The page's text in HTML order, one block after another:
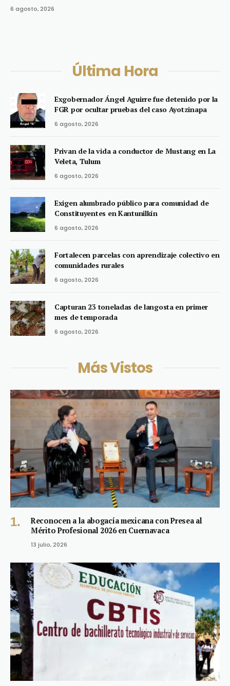
6 agosto, 2026
Última Hora
Exgobernador Ángel Aguirre fue detenido por la
FGR por ocultar pruebas del caso Ayotzinapa
6 agosto, 2026
Privan de la vida a conductor de Mustang en La
Veleta, Tulum
6 agosto, 2026
Exigen alumbrado público para comunidad de
Constituyentes en Kantunilkín
6 agosto, 2026
Fortalecen parcelas con aprendizaje colectivo en
comunidades rurales
6 agosto, 2026
Capturan 23 toneladas de langosta en primer
mes de temporada
6 agosto, 2026
Más Vistos
Reconocen a la abogacía mexicana con Presea al
Mérito Profesional 2026 en Cuernavaca
13 julio, 2026